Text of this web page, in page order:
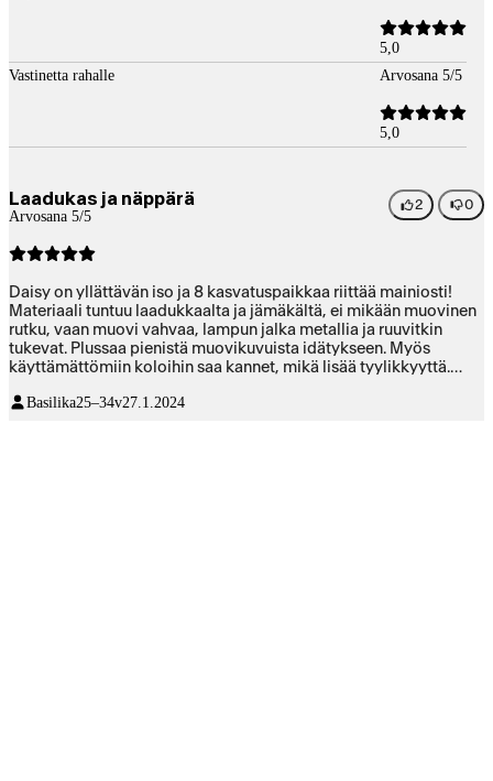
5,0
Vastinetta rahalle
Arvosana 5/5
5,0
Laadukas ja näppärä
Arvosana 5/5
2 0
Daisy on yllättävän iso ja 8 kasvatuspaikkaa riittää mainiosti!
Materiaali tuntuu laadukkaalta ja jämäkältä, ei mikään muovinen
rutku, vaan muovi vahvaa, lampun jalka metallia ja ruuvitkin
tukevat. Plussaa pienistä muovikuvuista idätykseen. Myös
käyttämättömiin koloihin saa kannet, mikä lisää tyylikkyyttä.
sekä kasvatuspaikat irti vesisäiliöstä joko kaikki kerralla, tai
Basilika25–34v27.1.2024